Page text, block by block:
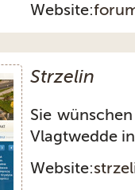
Website:
Strzelin
Sie
Vlagtwedde
Website: